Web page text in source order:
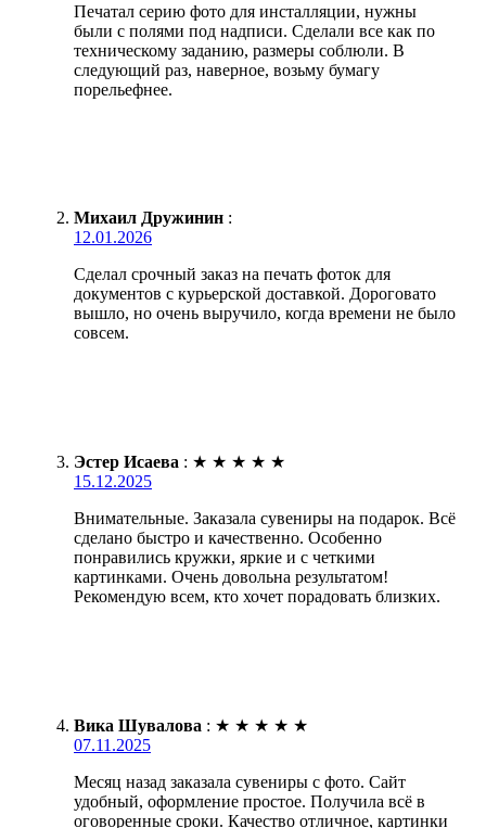
Печатал серию фото для инсталляции, нужны
были с полями под надписи. Сделали все как по
техническому заданию, размеры соблюли. В
следующий раз, наверное, возьму бумагу
порельефнее.
Михаил Дружинин :
12.01.2026
Сделал срочный заказ на печать фоток для
документов с курьерской доставкой. Дороговато
вышло, но очень выручило, когда времени не было
совсем.
Эстер Исаева : ★ ★ ★ ★ ★
15.12.2025
Внимательные. Заказала сувениры на подарок. Всё
сделано быстро и качественно. Особенно
понравились кружки, яркие и с четкими
картинками. Очень довольна результатом!
Рекомендую всем, кто хочет порадовать близких.
Вика Шувалова : ★ ★ ★ ★ ★
07.11.2025
Месяц назад заказала сувениры с фото. Сайт
удобный, оформление простое. Получила всё в
оговоренные сроки. Качество отличное, картинки